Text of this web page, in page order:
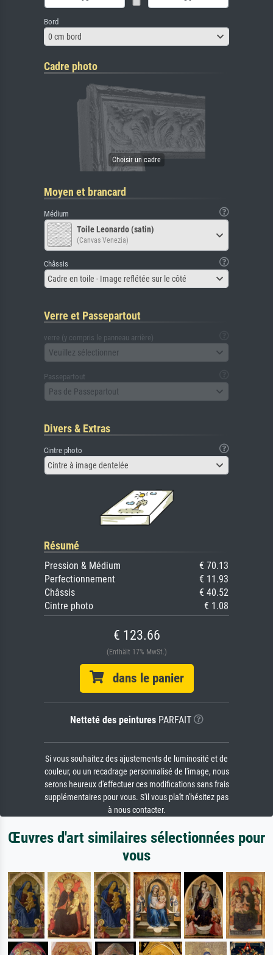
Bord
0 cm bord
Cadre photo
Moyen et brancard
Médium
Toile Leonardo (satin)
(Canvas Venezia)
Châssis
Cadre en toile - Image reflétée sur le côté
Verre et Passepartout
verre (y compris le panneau arrière)
Veuillez sélectionner
Passepartout
Pas de Passepartout
Divers & Extras
Cintre photo
Cintre à image dentelée
Résumé
Pression & Médium
€ 70.13
Perfectionnement
€ 11.93
Châssis
€ 40.52
Cintre photo
€ 1.08
€ 123.66
(Enthält 17% MwSt.)
dans le panier
Netteté des peinturesPARFAIT
Si vous souhaitez des ajustements de luminosité et de
couleur, ou un recadrage personnalisé de l'image, nous
serons heureux d'effectuer ces modifications sans frais
supplémentaires pour vous. S'il vous plaît n'hésitez pas
à nous contacter.
Œuvres d'art similaires sélectionnées pour
vous